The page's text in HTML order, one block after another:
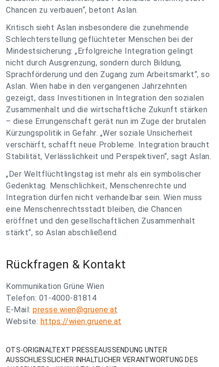
Chancen zu verbauen“, betont Aslan.
Kritisch sieht Aslan insbesondere die zunehmende
Schlechterstellung geflüchteter Menschen bei der
Mindestsicherung: „Erfolgreiche Integration gelingt
nicht durch Ausgrenzung, sondern durch Bildung,
Sprachförderung und den Zugang zum Arbeitsmarkt“, so
Aslan. Wien habe in den vergangenen Jahrzehnten
gezeigt, dass Investitionen in Integration den sozialen
Zusammenhalt und die wirtschaftliche Zukunft stärken
– diese Errungenschaft gerät nun im Zuge der brutalen
Kürzungspolitik in Gefahr. „Wer soziale Unsicherheit
verschärft, schafft neue Probleme. Integration braucht
Stabilität, Verlässlichkeit und Perspektiven“, sagt Aslan.
„Der Weltflüchtlingstag ist mehr als ein symbolischer
Gedenktag. Menschlichkeit, Menschenrechte und
Integration dürfen nicht verhandelbar sein. Wien muss
eine Menschenrechtsstadt bleiben, die Chancen
eröffnet und den gesellschaftlichen Zusammenhalt
stärkt“, so Aslan abschließend.
Rückfragen & Kontakt
Kommunikation Grüne Wien
Telefon: 01-4000-81814
E-Mail: presse.wien@gruene.at
Website: https://wien.gruene.at
OTS-ORIGINALTEXT PRESSEAUSSENDUNG UNTER
AUSSCHLIESSLICHER INHALTLICHER VERANTWORTUNG DES